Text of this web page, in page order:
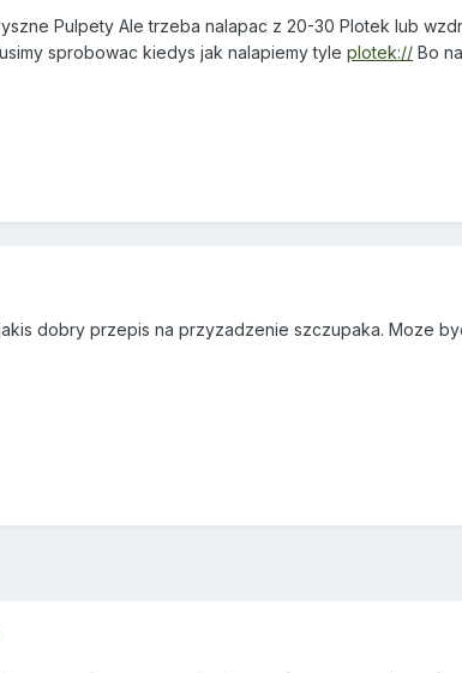
Pulpety Ale trzeba nalapac z 20-30 Plotek lub
sprobowac kiedys jak nalapiemy tyle plotek:// Bo
dobry przepis na przyzadzenie szczupaka. Moze